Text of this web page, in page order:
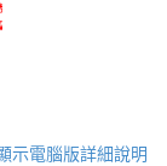
示電腦版詳細說明